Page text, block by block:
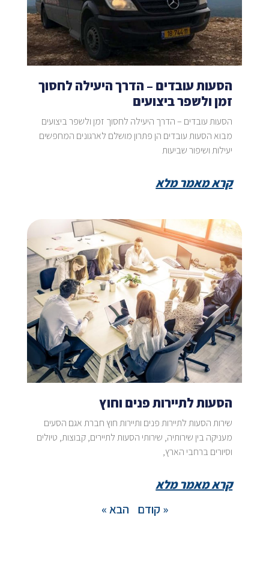
הסעות עובדים – הדרך היעילה לחסוך
זמן ולשפר ביצועים
הסעות עובדים – הדרך היעילה לחסוך זמן ולשפר ביצועים
מבוא הסעות עובדים הן פתרון מושלם לארגונים המחפשים
יעילות ושיפור שביעות
קרא מאמר מלא
הסעות לתיירות פנים וחוץ
שירות הסעות לתיירות פנים ותיירות חוץ חברת אגם הסעים
מעניקה בין שירותיה, שירותי הסעות לתיירים, קבוצות, טיולים
וסיורים ברחבי הארץ,
קרא מאמר מלא
« קודם
הבא »